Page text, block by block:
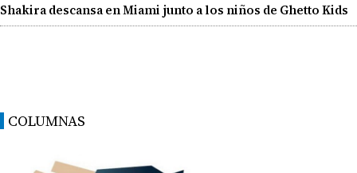
Shakira descansa en Miami junto a los niños de Ghetto Kids
COLUMNAS